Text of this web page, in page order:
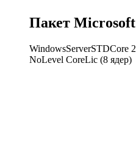
Пакет Microsoft
WindowsServerSTDCore
NoLevel CoreLic (8 ядер)